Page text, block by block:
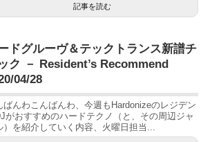
記事を読む
ドグルーヴ＆テックトランス新譜チ
ク － Resident’s Recommend
04/28
ばんわこんばんわ、今週もHardonizeのレジデン
がおすすめのハードテクノ（と、その周辺ジャ
）を紹介していく内容、火曜日担当...